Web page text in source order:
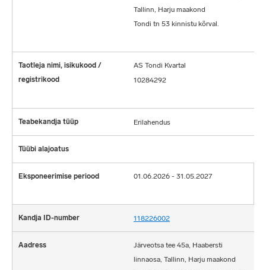
Tallinn, Harju maakond
Tondi tn 53 kinnistu kõrval.
AS Tondi Kvartal
10284292
Erilahendus
01.06.2026 - 31.05.2027
118226002
Järveotsa tee 45a, Haabersti
linnaosa, Tallinn, Harju maakond